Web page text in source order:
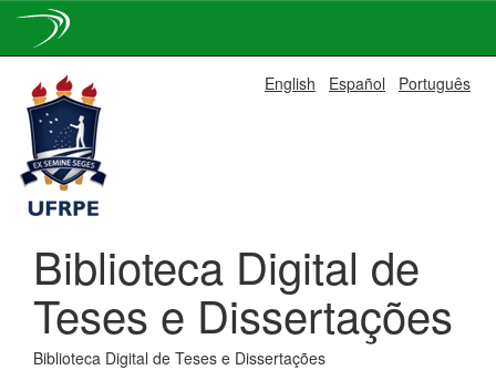
navigation
English Español Português
Biblioteca Digital de
Teses e Dissertações
Biblioteca Digital de Teses e Dissertações